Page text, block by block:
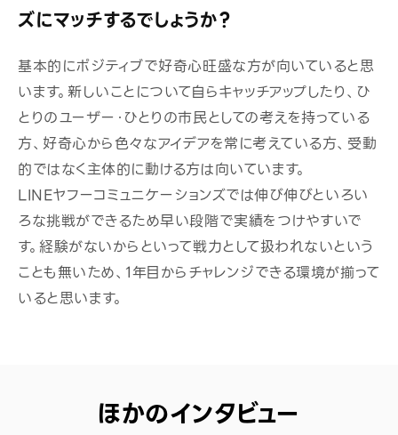
ズにマッチするでしょうか？
基本的にポジティブで好奇心旺盛な方が向いていると思
います。新しいことについて自らキャッチアップしたり、ひ
とりのユーザー・ひとりの市民としての考えを持っている
方、好奇心から色々なアイデアを常に考えている方、受動
的ではなく主体的に動ける方は向いています。
LINEヤフーコミュニケーションズでは伸び伸びといろい
ろな挑戦ができるため早い段階で実績をつけやすいで
す。経験がないからといって戦力として扱われないという
ことも無いため、1年目からチャレンジできる環境が揃って
いると思います。
ほかのインタビュー